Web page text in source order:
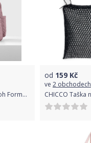
SKIP HOP Taška /batoh Forma Muave Mist
od 159 Kč
ve 2 obchodech